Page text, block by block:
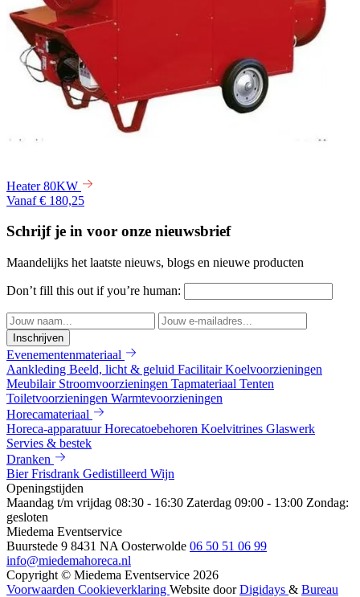
Heater 80KW
Vanaf € 180,25
Schrijf je in voor onze nieuwsbrief
Maandelijks het laatste nieuws, blogs en nieuwe producten
Don’t fill this out if you’re human:
Inschrijven
Evenementenmateriaal
Aankleding Beeld, licht & geluid FacilitairKoelvoorzieningen
Meubilair Stroomvoorzieningen Tapmateriaal Tenten
Toiletvoorzieningen Warmtevoorzieningen
Horecamateriaal
Horeca-apparatuurHorecatoebehoren Koelvitrines Glaswerk
Servies & bestek
Dranken
BierFrisdrank Gedistilleerd Wijn
Openingstijden
Maandag t/m vrijdag 08:30 - 16:30 Zaterdag 09:00 - 13:00 Zondag:
gesloten
Miedema Eventservice
Buurstede 9 8431 NA Oosterwolde 06 50 51 06 99
info@miedemahoreca.nl
Copyright © Miedema Eventservice 2026
Voorwaarden Cookieverklaring Website doorDigidays & Bureau